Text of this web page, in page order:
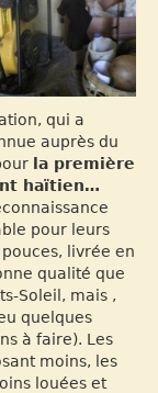
qui a
auprès du
la première
haïtien…
pour leurs
livrée en
qualité que
Soleil, mais ,
quelques
à faire). Les
moins, les
louées et